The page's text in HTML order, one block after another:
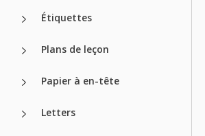
Étiquettes
Plans de leçon
Papier à en-tête
Letters